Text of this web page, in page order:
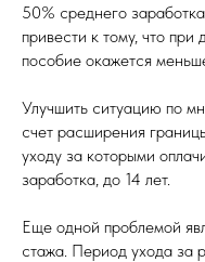
50% среднего
привести к тому, что
пособие окажется
Улучшить ситуацию по
счет расширения
уходу за которыми
заработка, до 14 лет.
Еще одной проблемой
стажа. Период ухода за